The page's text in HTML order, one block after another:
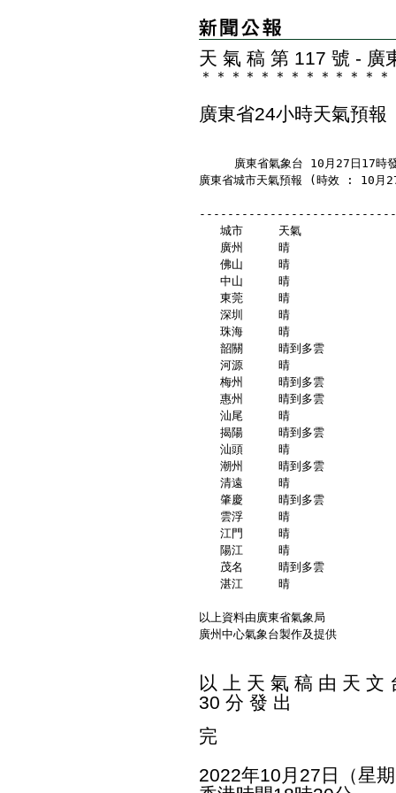
天 氣 稿 第 117 號 - 廣
＊ ＊ ＊ ＊ ＊ ＊ ＊ ＊ ＊ ＊ ＊ ＊ ＊
廣東省24小時天氣預報
廣東省氣象台 10月27日17時
廣東省城市天氣預報 (時效 : 10月
城市     天氣
廣州     晴
佛山     晴
中山     晴
東莞     晴
深圳     晴
珠海     晴
韶關     晴到多雲
河源     晴
梅州     晴到多雲
惠州     晴到多雲
汕尾     晴
揭陽     晴到多雲
汕頭     晴
潮州     晴到多雲
清遠     晴
肇慶     晴到多雲
雲浮     晴
江門     晴
陽江     晴
茂名     晴到多雲
湛江     晴
以上資料由廣東省氣象局
廣州中心氣象台製作及提供
以 上 天 氣 稿 由 天 文
30 分 發 出
完
2022年10月27日（星